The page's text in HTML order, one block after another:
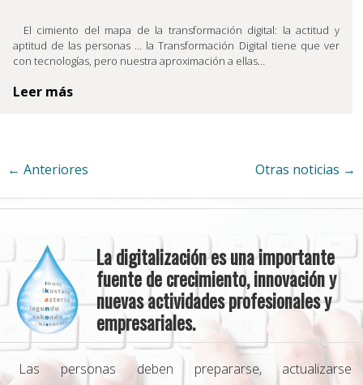
El cimiento del mapa de la transformación digital: la actitud y
aptitud de las personas … la Transformación Digital tiene que ver
con tecnologías, pero nuestra aproximación a ellas…
Leer más
← Anteriores Otras noticias →
La digitalización es una importante
fuente de crecimiento, innovación y
nuevas actividades profesionales y
empresariales.
Las personas deben prepararse, actualizarse